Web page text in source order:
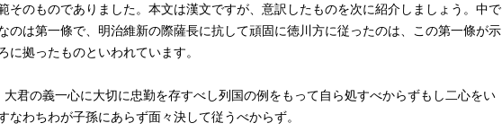
そのものでありました。本文は漢文ですが、意訳したものを次に紹介しましょう。中で
のは第一條で、明治維新の際薩長に抗して頑固に徳川方に従ったのは、この第一條が示
に拠ったものといわれています。
君の義一心に大切に忠勤を存すべし列国の例をもって自ら処すべからずもし二心をい
なわちわが子孫にあらず面々決して従うべからず。